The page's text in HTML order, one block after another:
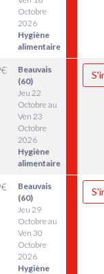
Octobre
2026
Hygiène
alimentaire
€
Beauvais
(60)
Jeu 22
Octobre au
Ven 23
Octobre
2026
Hygiène
alimentaire
€
Beauvais
(60)
Jeu 29
Octobre au
Ven 30
Octobre
2026
Hygiène